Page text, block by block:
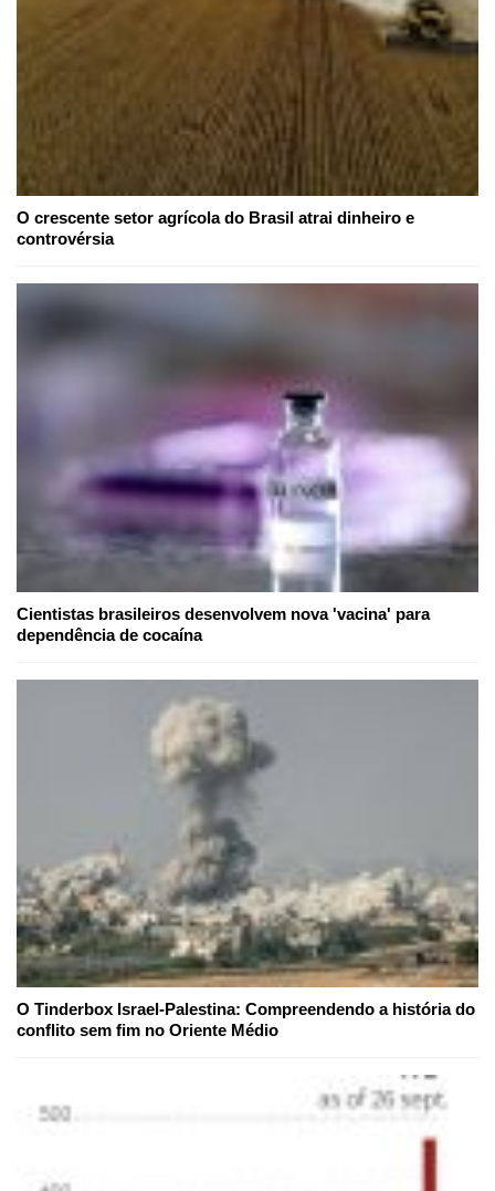
O crescente setor agrícola do Brasil atrai dinheiro e
controvérsia
Cientistas brasileiros desenvolvem nova 'vacina' para
dependência de cocaína
O Tinderbox Israel-Palestina: Compreendendo a história do
conflito sem fim no Oriente Médio